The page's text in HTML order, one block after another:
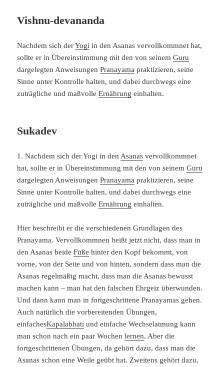
Vishnu-devananda
Nachdem sich derYogi in den Asanas vervollkommnet hat,
sollte er in Übereinstimmung mit den von seinemGuru
dargelegten AnweisungenPranayama praktizieren, seine
Sinne unter Kontrolle halten, und dabei durchwegs eine
zuträgliche und maßvolleErnährung einhalten.
Sukadev
1. Nachdem sich der Yogi in den Asanas vervollkommnet
hat, sollte er in Übereinstimmung mit den von seinemGuru
dargelegten AnweisungenPranayama praktizieren, seine
Sinne unter Kontrolle halten, und dabei durchwegs eine
zuträgliche und maßvolleErnährung einhalten.
Hier beschreibt er die verschiedenen Grundlagen des
Pranayama. Vervollkommnen heißt jetzt nicht, dass man in
den Asanas beideFüße hinter den Kopf bekommt, von
vorne, von der Seite und von hinten, sondern dass man die
Asanas regelmäßig macht, dass man die Asanas bewusst
machen kann – man hat den falschen Ehrgeiz überwunden.
Und dann kann man in fortgeschrittene Pranayamas gehen.
Auch natürlich die vorbereitenden Übungen,
einfachesKapalabhati und einfache Wechselatmung kann
man schon nach ein paar Wochenlernen. Aber die
fortgeschrittenen Übungen, da gehört dazu, dass man die
Asanas schon eine Weile geübt hat. Zweitens gehört dazu,